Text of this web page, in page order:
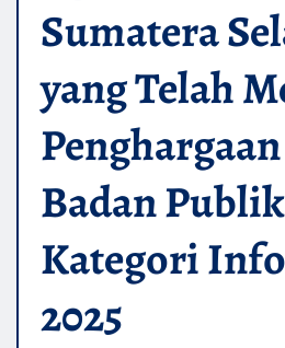
Sumatera
yang Telah
Badan Publik
Kategori
2025